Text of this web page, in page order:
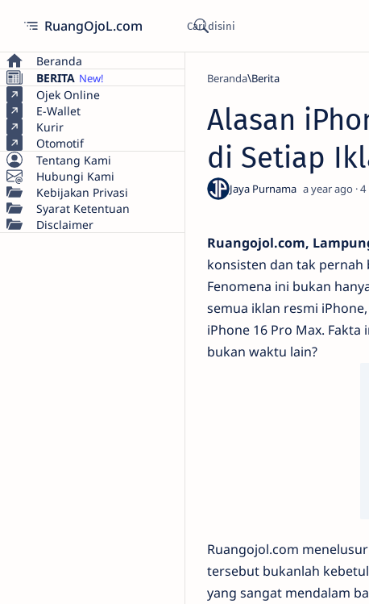
RuangOjoL.com
Beranda
BERITA
Ojek Online
E-Wallet
Kurir
Otomotif
Tentang Kami
Hubungi Kami
Kebijakan Privasi
Syarat Ketentuan
Disclaimer
Beranda Berita
Alasan
di Setiap
a year ago 4
Ruangojol.com,
konsisten dan tak
Fenomena ini bukan
semua iklan resmi
iPhone 16 Pro Max.
bukan waktu lain?
Ruangojol.com
tersebut bukanlah
yang sangat mendalam